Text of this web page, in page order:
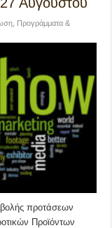
Προγράμματα &
προτάσεων
Προϊόντων